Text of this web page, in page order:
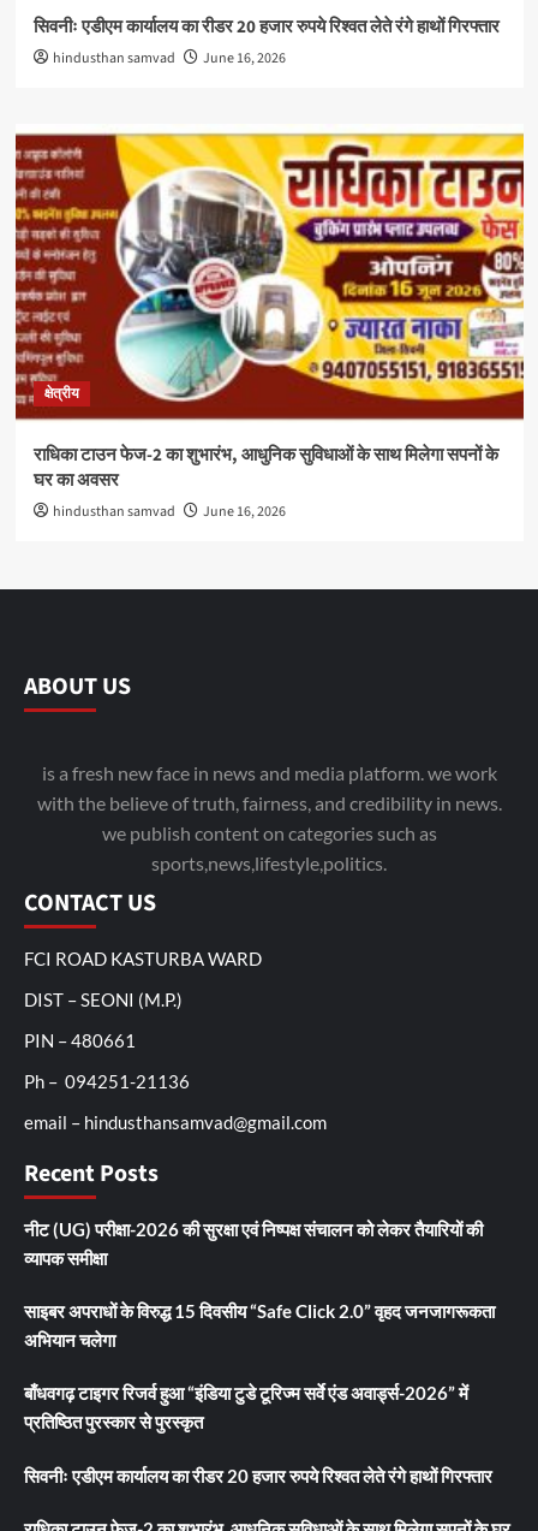
सिवनीः एडीएम कार्यालय का रीडर 20 हजार रुपये रिश्वत लेते रंगे हाथों गिरफ्तार
hindusthan samvad June 16, 2026
क्षेत्रीय
राधिका टाउन फेज-2 का शुभारंभ, आधुनिक सुविधाओं के साथ मिलेगा सपनों के
घर का अवसर
hindusthan samvad June 16, 2026
ABOUT US
is a fresh new face in news and media platform. we work
with the believe of truth, fairness, and credibility in news.
we publish content on categories such as
sports,news,lifestyle,politics.
CONTACT US
FCI ROAD KASTURBA WARD
DIST – SEONI (M.P.)
PIN – 480661
Ph – 094251-21136
email – hindusthansamvad@gmail.com
Recent Posts
नीट (UG) परीक्षा-2026 की सुरक्षा एवं निष्पक्ष संचालन को लेकर तैयारियों की
व्यापक समीक्षा
साइबर अपराधों के विरुद्ध 15 दिवसीय “Safe Click 2.0” वृहद जनजागरूकता
अभियान चलेगा
बाँधवगढ़ टाइगर रिजर्व हुआ “इंडिया टुडे टूरिज्म सर्वे एंड अवार्ड्स-2026” में
प्रतिष्ठित पुरस्कार से पुरस्कृत
सिवनीः एडीएम कार्यालय का रीडर 20 हजार रुपये रिश्वत लेते रंगे हाथों गिरफ्तार